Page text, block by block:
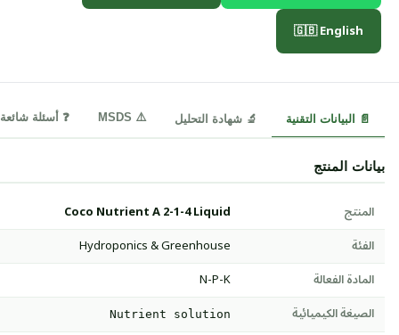
🇬🇧 English
📄 البيانات التقنية 🔬 شهادة التحليل ⚠️ MSDS ❓ أسئلة شائعة
بيانات المنتج
المنتج
Coco Nutrient A 2-1-4 Liquid
الفئة
Hydroponics & Greenhouse
المادة الفعالة
N-P-K
الصيغة الكيميائية
Nutrient solution